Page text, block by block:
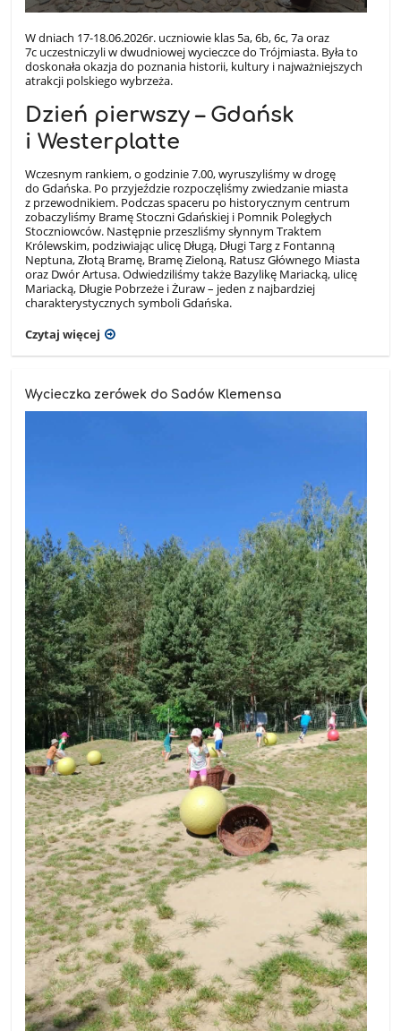
W dniach 17-18.06.2026r. uczniowie klas 5a, 6b, 6c, 7a oraz
7c uczestniczyli w dwudniowej wycieczce do Trójmiasta. Była to
doskonała okazja do poznania historii, kultury i najważniejszych
atrakcji polskiego wybrzeża.
Dzień pierwszy – Gdańsk
i Westerplatte
Wczesnym rankiem, o godzinie 7.00, wyruszyliśmy w drogę
do Gdańska. Po przyjeździe rozpoczęliśmy zwiedzanie miasta
z przewodnikiem. Podczas spaceru po historycznym centrum
zobaczyliśmy Bramę Stoczni Gdańskiej i Pomnik Poległych
Stoczniowców. Następnie przeszliśmy słynnym Traktem
Królewskim, podziwiając ulicę Długą, Długi Targ z Fontanną
Neptuna, Złotą Bramę, Bramę Zieloną, Ratusz Głównego Miasta
oraz Dwór Artusa. Odwiedziliśmy także Bazylikę Mariacką, ulicę
Mariacką, Długie Pobrzeże i Żuraw – jeden z najbardziej
charakterystycznych symboli Gdańska.
Czytaj więcej
Wycieczka zerówek do Sadów Klemensa